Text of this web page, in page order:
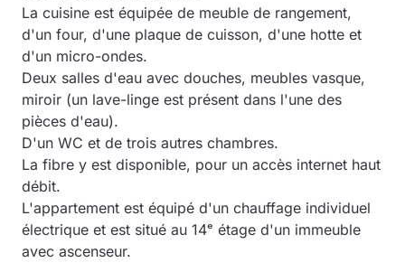
La cuisine est équipée de meuble de rangement,
d'un four, d'une plaque de cuisson, d'une hotte et
d'un micro-ondes.
Deux salles d'eau avec douches, meubles vasque,
miroir (un lave-linge est présent dans l'une des
pièces d'eau).
D'un WC et de trois autres chambres.
La fibre y est disponible, pour un accès internet haut
débit.
L'appartement est équipé d'un chauffage individuel
électrique et est situé au 14ᵉ étage d'un immeuble
avec ascenseur.